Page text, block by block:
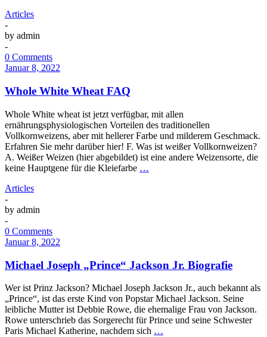
Articles
-
by admin
-
0 Comments
Januar 8, 2022
Whole White Wheat FAQ
Whole White wheat ist jetzt verfügbar, mit allen
ernährungsphysiologischen Vorteilen des traditionellen
Vollkornweizens, aber mit hellerer Farbe und milderem Geschmack.
Erfahren Sie mehr darüber hier! F. Was ist weißer Vollkornweizen?
A. Weißer Weizen (hier abgebildet) ist eine andere Weizensorte, die
keine Hauptgene für die Kleiefarbe …
Articles
-
by admin
-
0 Comments
Januar 8, 2022
Michael Joseph „Prince“ Jackson Jr. Biografie
Wer ist Prinz Jackson? Michael Joseph Jackson Jr., auch bekannt als
„Prince“, ist das erste Kind von Popstar Michael Jackson. Seine
leibliche Mutter ist Debbie Rowe, die ehemalige Frau von Jackson.
Rowe unterschrieb das Sorgerecht für Prince und seine Schwester
Paris Michael Katherine, nachdem sich …